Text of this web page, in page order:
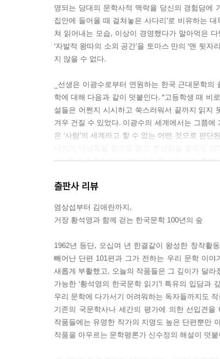
명되는 당대의 문학사적 맥락을 당신의 경험담에
집안에 들어올 때 걸쳐놓은 사다리’로 비유하는
쳐 읽어내는 모습, 이상이 경영했다가 말아먹은 다
‘자발적 왕따의 소외 공간’을 토마스 만의 ‘맨 뒷
지 않을 수 없다.
_선생은 이광수로부터 연원하는 한국 근대문학
학에 대해 다음과 같이 덧붙인다. “고등학생 때 비
설들은 어쩐지 시시하고 쑥스러워서 끝까지 읽지
겨우 건질 수 있었다. 이광수의 세계에서는 그쯤에
은 ‘사람’의 세계라고 할 수 없는 어떤 것으로 판단
이상화되고 추상화된 사람 대신 ‘먹고 마시고 훌쩍
_그가 공들여 묘사하고 있는 당대의 정치적 상황
숙연해지지 않을 도리가 없다. 가난과 요절, 식민
한 경험으로 확인하게 된 월북 문인들의 말년 이
라고 하지 않을 수 없다.
_신수정 해설, 「어느 아이러니스트의 소설 읽기」, 『
출판사 리뷰
염상섭부터 김애란까지,
거장 황석영과 함께 걷는 한국문학 100년의 숲
1962년 등단, 오십여 년 한결같이 왕성한 창작활
빼어난 단편 101편과 그가 전하는 우리 문학 이
새롭게 부활했고, 오늘의 작품들은 그 깊이가 달
가능한 ‘황석영의 한국문학 읽기’! 특유의 입담
우리 문학에 다가서기 어려워하는 독자들까지도
기존의 국문학사나 세간의 평가에 의한 선입견
작품들에는 유명한 작가의 지명도 높은 단편뿐만
작품을 아우르는 문학평론가 신수정의 해설이 덧